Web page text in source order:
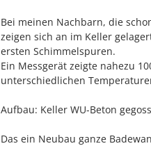
Bei meinen Nachbarn, die
zeigen sich an im Keller
ersten Schimmelspuren.
Ein Messgerät zeigte nahezu
unterschiedlichen
Aufbau: Keller WU-Beton
Das ein Neubau ganze